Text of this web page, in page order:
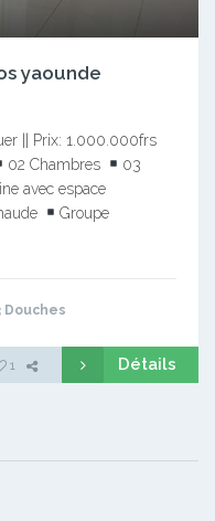
yaounde
|| Prix: 1.000.000frs
02 Chambres
03
avec espace
Groupe
Douches
1 Détails